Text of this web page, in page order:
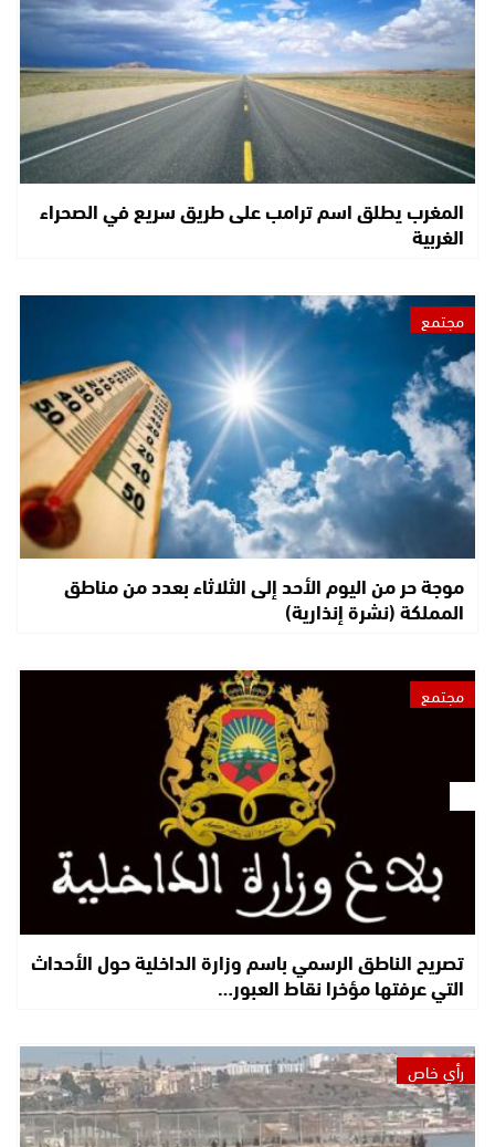
المغرب يطلق اسم ترامب على طريق سريع في الصحراء
الغربية
مجتمع
موجة حر من اليوم الأحد إلى الثلاثاء بعدد من مناطق
المملكة (نشرة إنذارية)
مجتمع
تصريح الناطق الرسمي باسم وزارة الداخلية حول الأحداث
التي عرفتها مؤخرا نقاط العبور…
رأي خاص